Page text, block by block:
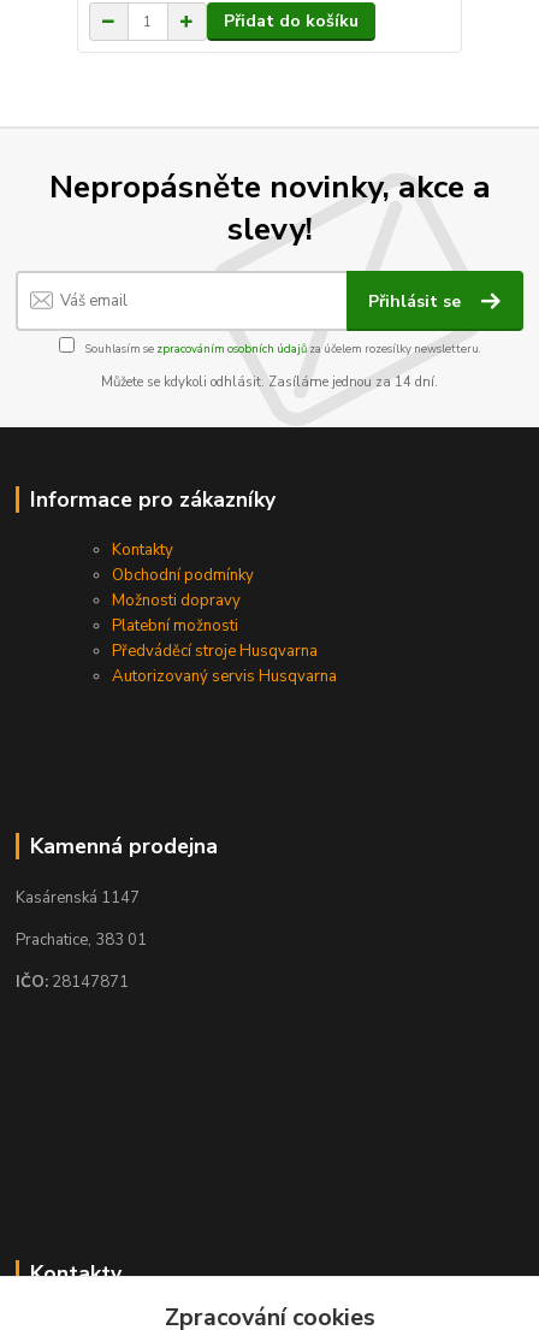
Přidat do košíku
Nepropásněte novinky, akce a
slevy!
Přihlásit se
Souhlasím se zpracováním osobních údajůza účelem rozesílky newsletteru.
Můžete se kdykoli odhlásit. Zasíláme jednou za 14 dní.
Informace pro zákazníky
Kontakty
Obchodní podmínky
Možnosti dopravy
Platební možnosti
Předváděcí stroje Husqvarna
Autorizovaný servis Husqvarna
Kamenná prodejna
Kasárenská 1147
Prachatice, 383 01
IČO: 28147871
Kontakty
Karel NovotnýZpracování cookies